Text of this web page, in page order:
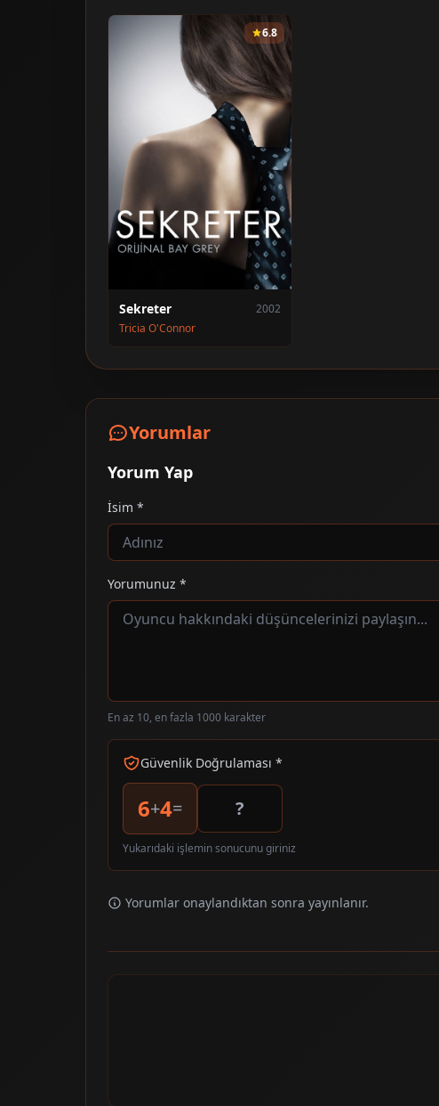
6.8
Sekreter
2002
Tricia O'Connor
Yorumlar
Yorum Yap
İsim *
Yorumunuz *
En az 10, en fazla 1000 karakter
Güvenlik Doğrulaması *
6+4=
Yukarıdaki işlemin sonucunu giriniz
Yorumlar onaylandıktan sonra yayınlanır.